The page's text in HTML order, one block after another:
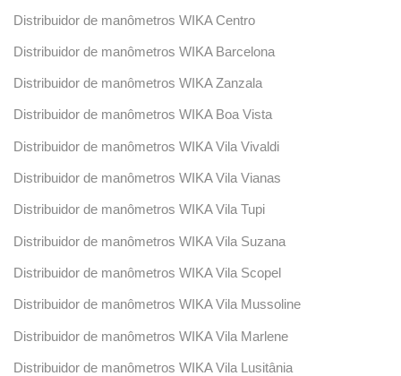
Distribuidor de manômetros WIKA Centro
Distribuidor de manômetros WIKA Barcelona
Distribuidor de manômetros WIKA Zanzala
Distribuidor de manômetros WIKA Boa Vista
Distribuidor de manômetros WIKA Vila Vivaldi
Distribuidor de manômetros WIKA Vila Vianas
Distribuidor de manômetros WIKA Vila Tupi
Distribuidor de manômetros WIKA Vila Suzana
Distribuidor de manômetros WIKA Vila Scopel
Distribuidor de manômetros WIKA Vila Mussoline
Distribuidor de manômetros WIKA Vila Marlene
Distribuidor de manômetros WIKA Vila Lusitânia